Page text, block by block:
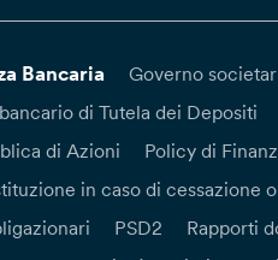
Bancaria Governo
di Tutela dei Depositi
di Azioni
Policy di
in caso di
PSD2 Rapporti